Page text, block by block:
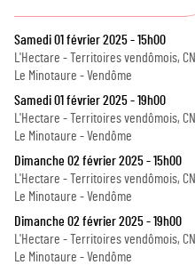
Samedi 01 février 2025 - 15h00
L'Hectare - Territoires vendômois,
Le Minotaure - Vendôme
Samedi 01 février 2025 - 19h00
L'Hectare - Territoires vendômois,
Le Minotaure - Vendôme
Dimanche 02 février 2025 - 15h00
L'Hectare - Territoires vendômois,
Le Minotaure - Vendôme
Dimanche 02 février 2025 - 19h00
L'Hectare - Territoires vendômois,
Le Minotaure - Vendôme